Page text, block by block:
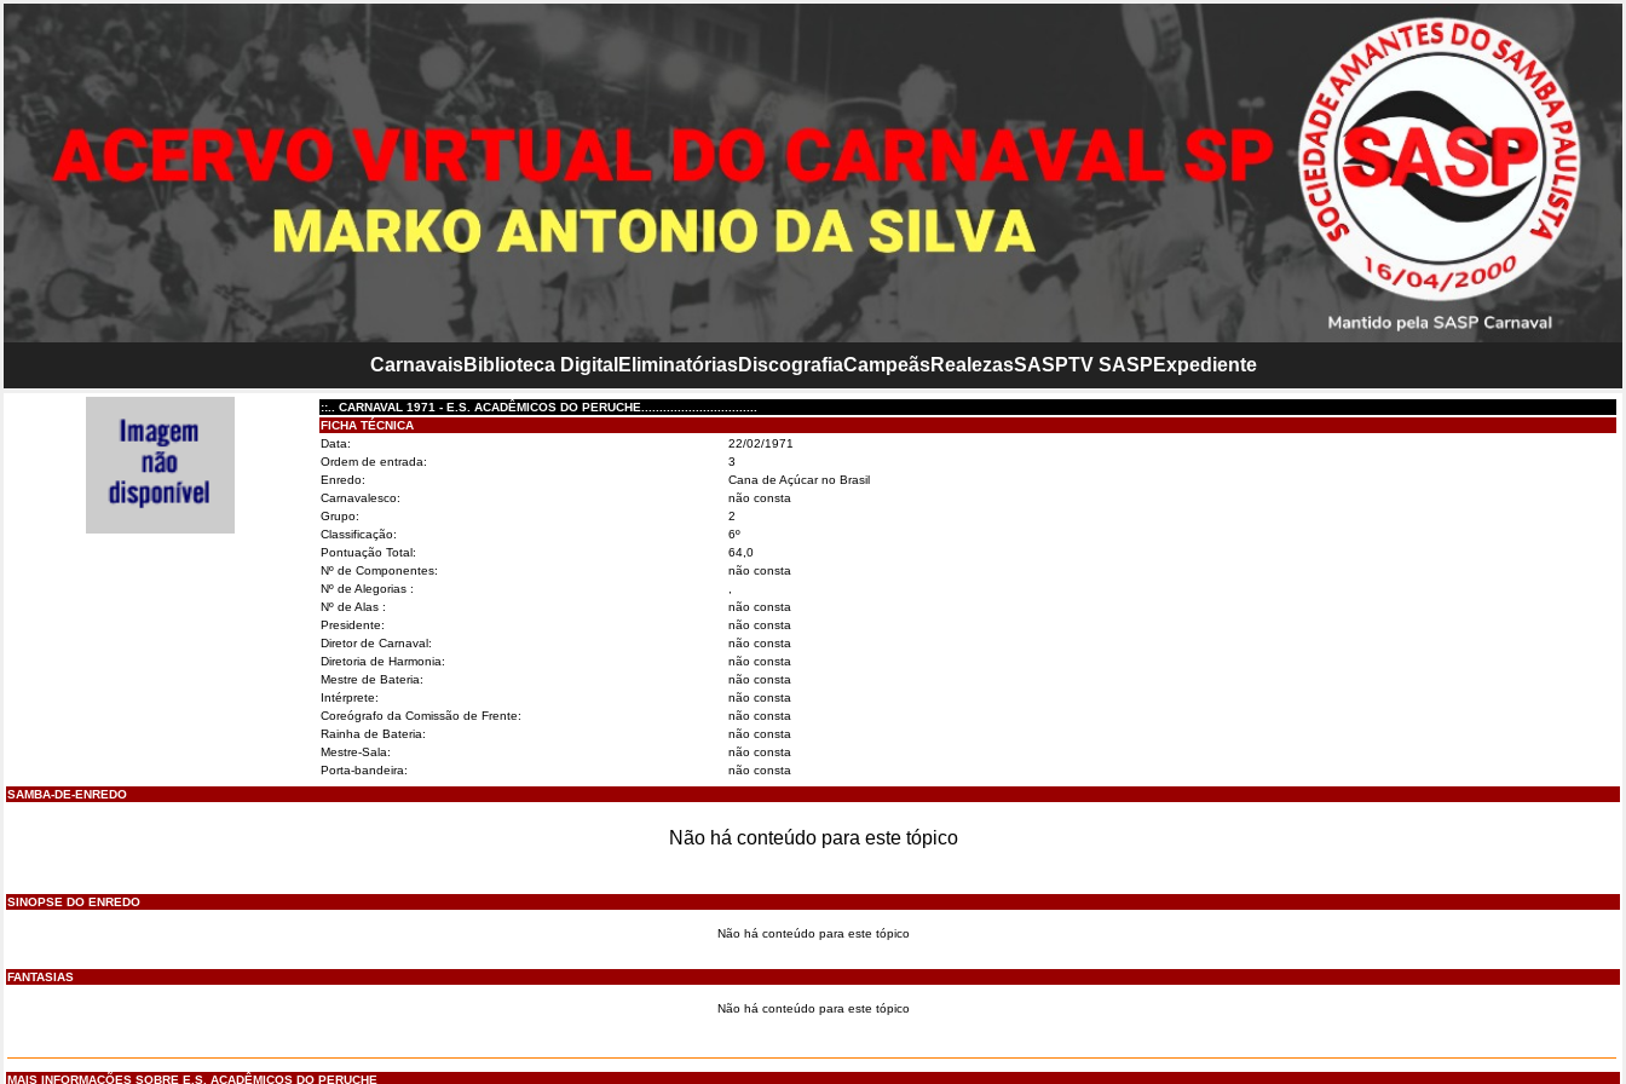
CarnavaisBiblioteca Digital EliminatóriasDiscografiaCampeãsRealezasSASPTV SASP Expediente
::.. CARNAVAL 1971 - E.S. ACADÊMICOS DO PERUCHE................................
FICHA TÉCNICA
Data:
22/02/1971
Ordem de entrada:
3
Enredo:
Cana de Açúcar no Brasil
Carnavalesco:
não consta
Grupo:
2
Classificação:
6º
Pontuação Total:
64,0
Nº de Componentes:
não consta
Nº de Alegorias :
Nº de Alas :
não consta
Presidente:
não consta
Diretor de Carnaval:
não consta
Diretoria de Harmonia:
não consta
Mestre de Bateria:
não consta
Intérprete:
não consta
Coreógrafo da Comissão de Frente:
não consta
Rainha de Bateria:
não consta
Mestre-Sala:
não consta
Porta-bandeira:
não consta
SAMBA-DE-ENREDO
Não há conteúdo para este tópico
SINOPSE DO ENREDO
Não há conteúdo para este tópico
FANTASIAS
Não há conteúdo para este tópico
MAIS INFORMAÇÕES SOBRE E.S. ACADÊMICOS DO PERUCHE